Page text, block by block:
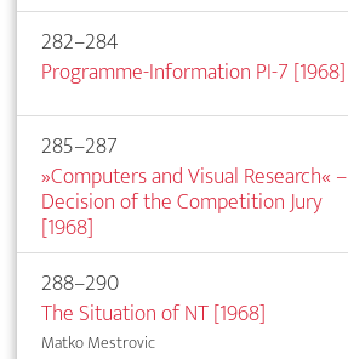
282–284
Programme-Information PI-7 [1968]
285–287
»Computers and Visual Research« –
Decision of the Competition Jury
[1968]
288–290
The Situation of NT [1968]
Matko Mestrovic